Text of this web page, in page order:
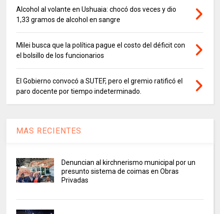
Alcohol al volante en Ushuaia: chocó dos veces y dio
1,33 gramos de alcohol en sangre
Milei busca que la política pague el costo del déficit con
el bolsillo de los funcionarios
El Gobierno convocó a SUTEF, pero el gremio ratificó el
paro docente por tiempo indeterminado.
MAS RECIENTES
Denuncian al kirchnerismo municipal por un
presunto sistema de coimas en Obras
Privadas